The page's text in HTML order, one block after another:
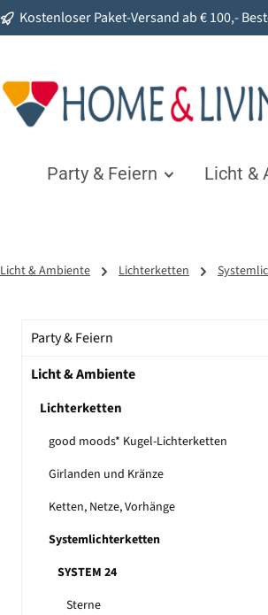
Zur Hauptnavigation springen
Kostenloser Paket-Versand ab € 100,-
Party & Feiern Licht &
Licht & Ambiente Lichterketten
Party & Feiern
Licht & Ambiente
Lichterketten
good moods* Kugel-Lichterketten
Girlanden und Kränze
Ketten, Netze, Vorhänge
Systemlichterketten
SYSTEM 24
Sterne